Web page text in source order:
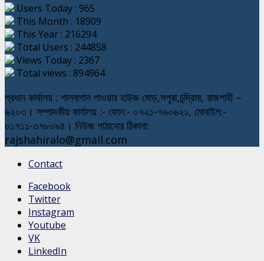
Users Today : 965
This Month : 18909
This Year : 216294
Total Users : 244858
Views Today : 2367
Total views : 894964
প্রধান কার্যালয় : শালবাগান পাওয়ার হাউজ মোড়,সপুরা,চন্দ্রিমা, রাজশাহী –
৬২০৩। সম্পাদকীয় কার্যালয় :- ফোন:- ০৭২১-৭৬০৬২১, মোবাইল:-
০১৭১১-৩৭৮০৯৪। নিউজ পাঠানোর ঠিকানা:
rajshahiralo@gmail.com
Contact
Facebook
Twitter
Instagram
Youtube
VK
LinkedIn